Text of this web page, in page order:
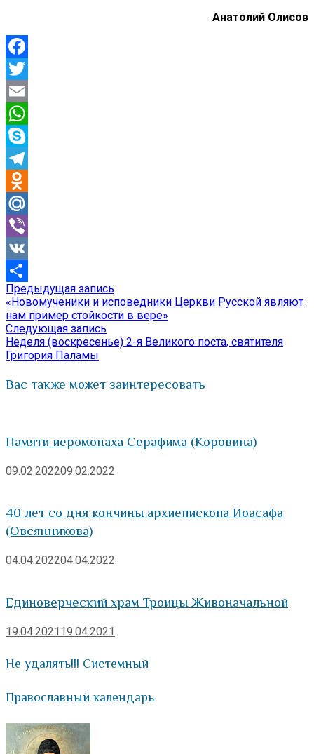
Анатолий Олисов
Facebook
Twitter
Email
WhatsApp
Skype
Telegram
Odnoklassniki
Mail.Ru
Viber
VK
Отправить
Навигация
по
записям
Предыдущая запись
запись:
«Новомученики и исповедники Церкви Русской являют
нам пример стойкости в вере»
Следующая запись
запись:
Неделя (воскресенье) 2-я Великого поста, святителя
Григория Паламы
Вас также может заинтересовать
Памяти иеромонаха Серафима (Коровина)
09.02.202209.02.2022
40 лет со дня кончины архиепископа Иоасафа
(Овсянникова)
04.04.202204.04.2022
Единоверческий храм Троицы Живоначальной
19.04.2021 19.04.2021
Не удалять!!! Системный
Православный календарь